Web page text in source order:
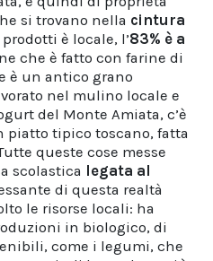
si trovano nella cintura
è locale, l’83% è a
che è fatto con farine di
è un antico grano
nel mulino locale e
del Monte Amiata, c’è
piatto tipico toscano, fatta
queste cose messe
scolastica legata al
di questa realtà
le risorse locali: ha
in biologico, di
come i legumi, che